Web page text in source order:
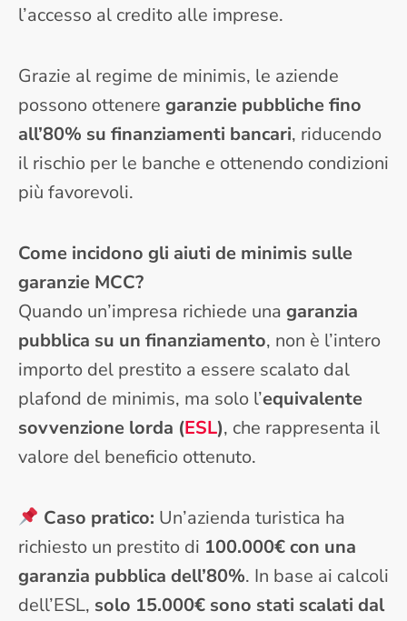
l’accesso al credito alle imprese.
Grazie al regime de minimis, le aziende
possono ottenere garanzie pubbliche fino
all’80% su finanziamenti bancari, riducendo
il rischio per le banche e ottenendo condizioni
più favorevoli.
Come incidono gli aiuti de minimis sulle
garanzie MCC?
Quando un’impresa richiede una garanzia
pubblica su un finanziamento, non è l’intero
importo del prestito a essere scalato dal
plafond de minimis, ma solo l’equivalente
sovvenzione lorda (ESL), che rappresenta il
valore del beneficio ottenuto.
Caso pratico: Un’azienda turistica ha
richiesto un prestito di 100.000€ con una
garanzia pubblica dell’80%. In base ai calcoli
dell’ESL, solo 15.000€ sono stati scalati dal